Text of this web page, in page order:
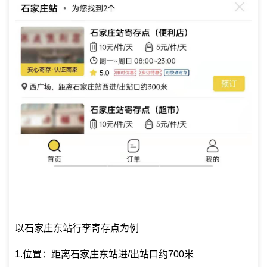
以石家庄东站行李寄存点为例
1.位置：距离石家庄东站进/出站口约700米